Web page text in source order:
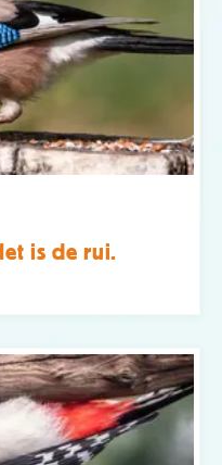
is de rui.